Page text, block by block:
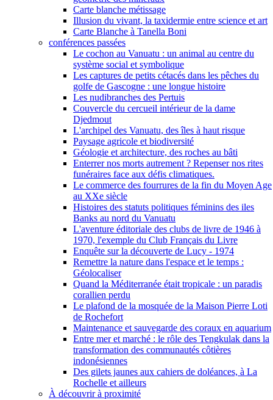
Carte blanche métissage
Illusion du vivant, la taxidermie entre science et art
Carte Blanche à Tanella Boni
conférences passées
Le cochon au Vanuatu : un animal au centre du
système social et symbolique
Les captures de petits cétacés dans les pêches du
golfe de Gascogne : une longue histoire
Les nudibranches des Pertuis
Couvercle du cercueil intérieur de la dame
Djedmout
L'archipel des Vanuatu, des îles à haut risque
Paysage agricole et biodiversité
Géologie et architecture, des roches au bâti
Enterrer nos morts autrement ? Repenser nos rites
funéraires face aux défis climatiques.
Le commerce des fourrures de la fin du Moyen Age
au XXe siècle
Histoires des statuts politiques féminins des iles
Banks au nord du Vanuatu
L'aventure éditoriale des clubs de livre de 1946 à
1970, l'exemple du Club Français du Livre
Enquête sur la découverte de Lucy - 1974
Remettre la nature dans l'espace et le temps :
Géolocaliser
Quand la Méditerranée était tropicale : un paradis
corallien perdu
Le plafond de la mosquée de la Maison Pierre Loti
de Rochefort
Maintenance et sauvegarde des coraux en aquarium
Entre mer et marché : le rôle des Tengkulak dans la
transformation des communautés côtières
indonésiennes
Des gilets jaunes aux cahiers de doléances, à La
Rochelle et ailleurs
À découvrir à proximité